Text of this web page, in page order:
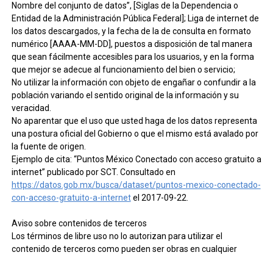
Nombre del conjunto de datos”, [Siglas de la Dependencia o
Entidad de la Administración Pública Federal]; Liga de internet de
los datos descargados, y la fecha de la de consulta en formato
numérico [AAAA-MM-DD], puestos a disposición de tal manera
que sean fácilmente accesibles para los usuarios, y en la forma
que mejor se adecue al funcionamiento del bien o servicio;
No utilizar la información con objeto de engañar o confundir a la
población variando el sentido original de la información y su
veracidad.
No aparentar que el uso que usted haga de los datos representa
una postura oficial del Gobierno o que el mismo está avalado por
la fuente de origen.
Ejemplo de cita: “Puntos México Conectado con acceso gratuito a
internet” publicado por SCT. Consultado en
https://datos.gob.mx/busca/dataset/puntos-mexico-conectado-
con-acceso-gratuito-a-internetel 2017-09-22.
Aviso sobre contenidos de terceros
Los términos de libre uso no lo autorizan para utilizar el
contenido de terceros como pueden ser obras en cualquier